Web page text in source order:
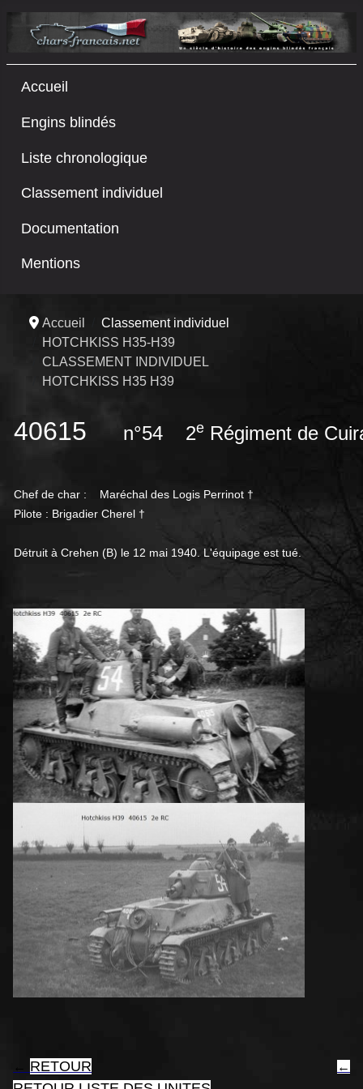
Accueil
Engins blindés
Liste chronologique
Classement individuel
Documentation
Mentions
Accueil
Classement individuel
HOTCHKISS H35-H39
CLASSEMENT INDIVIDUEL
HOTCHKISS H35 H39
40615 n°54 2e Régiment de
Chef de char : Maréchal des Logis Perrinot †
Pilote : Brigadier Cherel †
Détruit à Crehen (B) le 12 mai 1940. L'équipage est tué.
RETOUR ←